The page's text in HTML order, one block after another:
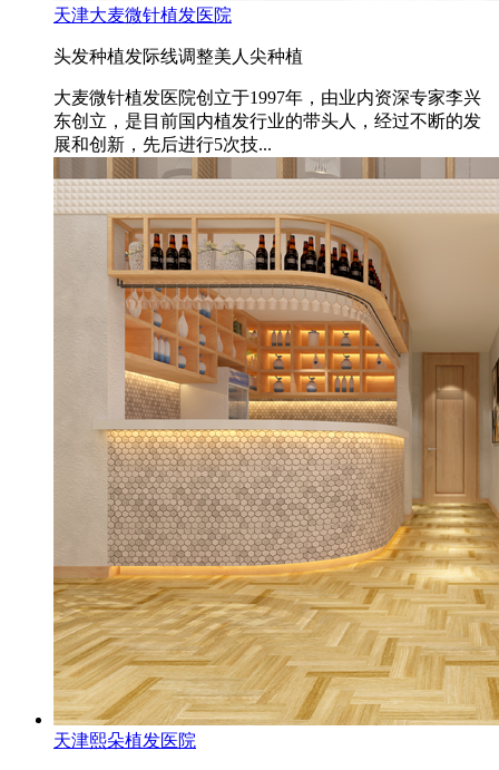
天津大麦微针植发医院
头发种植发际线调整美人尖种植
大麦微针植发医院创立于1997年，由业内资深专家李兴
东创立，是目前国内植发行业的带头人，经过不断的发
展和创新，先后进行5次技...
天津熙朵植发医院